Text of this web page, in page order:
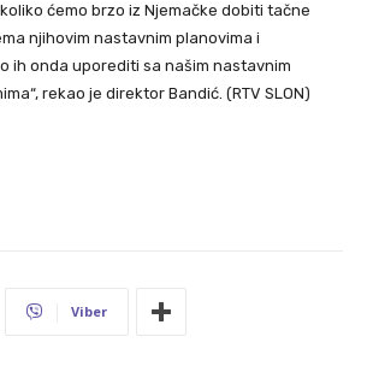
ćemo brzo iz Njemačke dobiti tačne
njihovim nastavnim planovima i
ih onda uporediti sa našim nastavnim
rekao je direktor Bandić. (RTV SLON)
Viber